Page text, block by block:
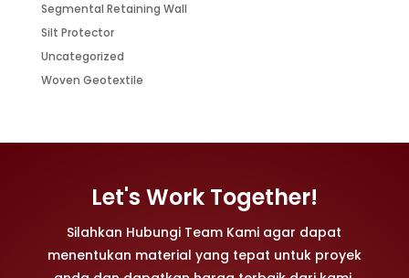
Segmental Retaining Wall
Silt Protector
Uncategorized
Woven Geotextile
Let's Work Together!
Silahkan Hubungi Team Kami agar dapat
menentukan material yang tepat untuk proyek